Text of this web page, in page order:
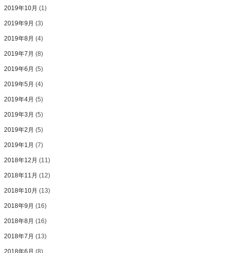
2019年10月 (1)
2019年9月 (3)
2019年8月 (4)
2019年7月 (8)
2019年6月 (5)
2019年5月 (4)
2019年4月 (5)
2019年3月 (5)
2019年2月 (5)
2019年1月 (7)
2018年12月 (11)
2018年11月 (12)
2018年10月 (13)
2018年9月 (16)
2018年8月 (16)
2018年7月 (13)
2018年6月 (8)